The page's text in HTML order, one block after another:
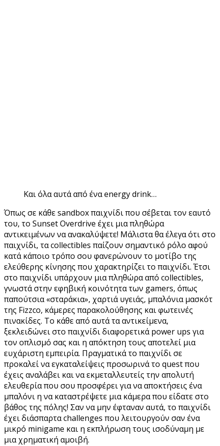
Και όλα αυτά από ένα energy drink…
Όπως σε κάθε sandbox παιχνίδι που σέβεται τον εαυτό
του, το Sunset Overdrive έχει μια πληθώρα
αντικειμένων να ανακαλύψετε! Μάλιστα θα έλεγα ότι στο
παιχνίδι, τα collectibles παίζουν σημαντικό ρόλο αφού
κατά κάποιο τρόπο σου φανερώνουν το μοτίβο της
ελεύθερης κίνησης που χαρακτηρίζει το παιχνίδι. Έτσι
στο παιχνίδι υπάρχουν μια πληθώρα από collectibles,
γνωστά στην εφηβική κοινότητα των gamers, όπως
παπούτσια «σταράκια», χαρτιά υγειάς, μπαλόνια μασκότ
της Fizzco, κάμερες παρακολούθησης και φωτεινές
πινακίδες. Το κάθε από αυτά τα αντικείμενα,
ξεκλειδώνει στο παιχνίδι διαφορετικά power ups για
τον οπλισμό σας και η απόκτηση τους αποτελεί μια
ευχάριστη εμπειρία. Πραγματικά το παιχνίδι σε
προκαλεί να εγκαταλείψεις προσωρινά το quest που
έχεις αναλάβει και να εκμεταλλευτείς την απολυτή
ελευθερία που σου προσφέρει για να αποκτήσεις ένα
μπαλόνι η να καταστρέψετε μια κάμερα που είδατε στο
βάθος της πόλης! Σαν να μην έφταναν αυτά, το παιχνίδι
έχει διάσπαρτα challenges που λειτουργούν σαν ένα
μικρό minigame και η εκπλήρωση τους ισοδύναμη με
μια χρηματική αμοιβή.